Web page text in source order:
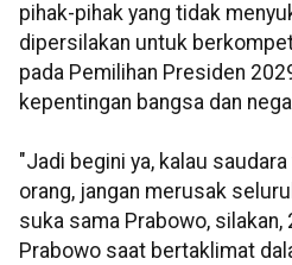
pihak-pihak yang tidak
dipersilakan untuk
pada Pemilihan Presiden
kepentingan bangsa dan
"Jadi begini ya, kalau
orang, jangan merusak
suka sama Prabowo,
Prabowo saat bertaklimat